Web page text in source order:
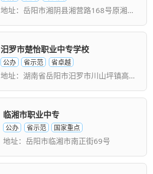
地址：岳阳市湘阴县湘营路168号原湘阴六中校内
汨罗市楚怡职业中专学校
公办 省示范 省卓越
地址：湖南省岳阳市汨罗市川山坪镇高家坊集镇
临湘市职业中专
公办 省示范 国家重点
地址：岳阳市临湘市南正街69号